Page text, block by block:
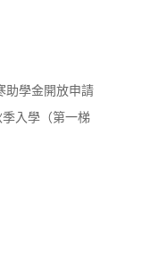
助學金開放申請
入學（第一梯